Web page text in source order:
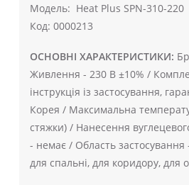
Модель: Heat Plus SPN-310-220
Код: 0000213
ОСНОВНІ ХАРАКТЕРИСТИКИ:
Живлення - 230 В ±10% /
інструкція із застосування,
Корея / Максимальна
стяжки) / Нанесення
- немає / Область застосування
для спальні, для коридору, для